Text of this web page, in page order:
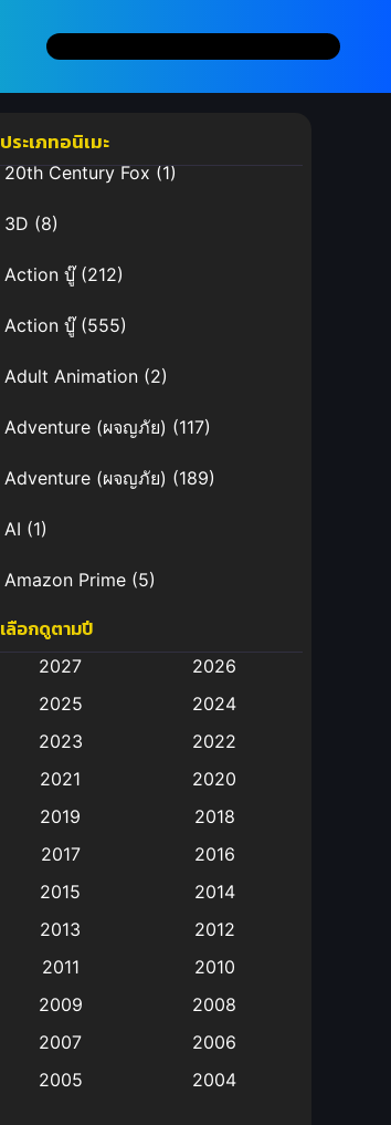
ประเภทอนิเมะ
20th Century Fox(1)
3D (8)
Action บู๊(212)
Action บู๊(555)
Adult Animation (2)
Adventure (ผจญภัย) (117)
Adventure (ผจญภัย) (189)
AI (1)
Amazon Prime (5)
Anal (ประตูหลัง)
Animation การ์ตูน
Animation อนิเมะ
Animation แอนิเมชัน (19)
anime(9)
Big tits (นมใหญ่)
Bitch (ผู้หญิงร่าน)
เลือกดูตามปี
2027
2026
2025
2024
2023
2022
2021
2020
2019
2018
2017
2016
2015
2014
2013
2012
2011
2010
2009
2008
2007
2006
2005
2004